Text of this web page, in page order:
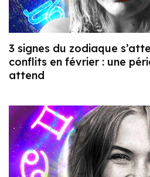
3 signes du zodiaque
conflits en février : une
attend